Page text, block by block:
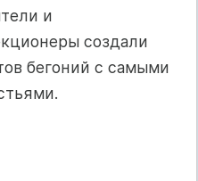
и
создали
бегоний с самыми